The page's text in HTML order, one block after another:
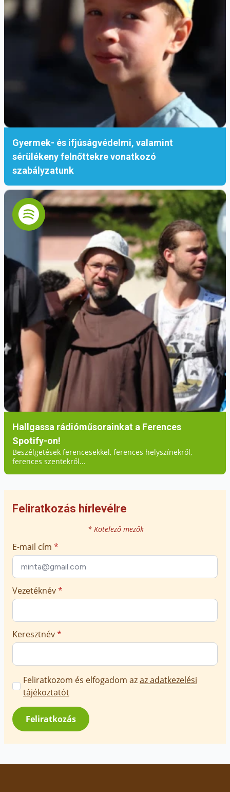
Gyermek- és ifjúságvédelmi, valamint
sérülékeny felnőttekre vonatkozó
szabályzatunk
Hallgassa rádióműsorainkat a Ferences
Spotify-on!
Beszélgetések ferencesekkel, ferences helyszínekről,
ferences szentekről...
Feliratkozás hírlevélre
* Kötelező mezők
E-mail cím *
Vezetéknév*
Keresztnév*
Marketing
üzenetek
jóváhagyása
*
Feliratkozom és elfogadom azaz adatkezelési
tájékoztatót
Feliratkozás